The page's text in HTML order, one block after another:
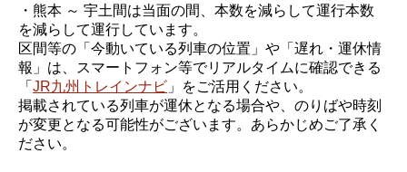
・熊本 ～ 宇土間は当面の間、本数を減らして運行本数
を減らして運行しています。
区間等の「今動いている列車の位置」や「遅れ・運休情
報」は、スマートフォン等でリアルタイムに確認できる
「JR九州トレインナビ 」をご活用ください。
掲載されている列車が運休となる場合や、のりばや時刻
が変更となる可能性がございます。あらかじめご了承く
ださい。